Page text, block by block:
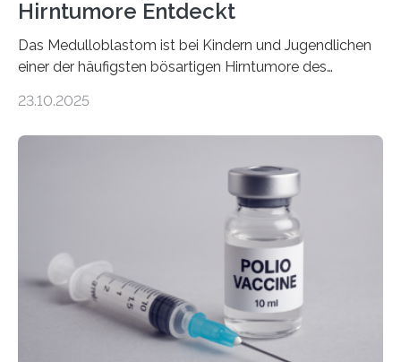
Hirntumore Entdeckt
Das Medulloblastom ist bei Kindern und Jugendlichen
einer der häufigsten bösartigen Hirntumore des
Betroffenen können mit heutigen Methoden geheilt
Dringend benötigt werden zielgerichtete Therapien, die
nur Tumorschwachstellen angreifen und normales
Gewebe verschonen. Forschende um Daniel Merk vom
Hertie-Institut für klinische Hirnforschung am
Universitätsklinikum Tübingen haben eine solche
Schwachstelle im Erbgut einer Untergruppe des
Medulloblastoms gefunden. Die Wilhelm Sander-
Stiftung unterstützte das Projekt…
23.10.2025